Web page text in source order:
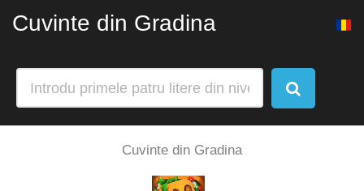
Cuvinte din Gradina
Cuvinte din Gradina